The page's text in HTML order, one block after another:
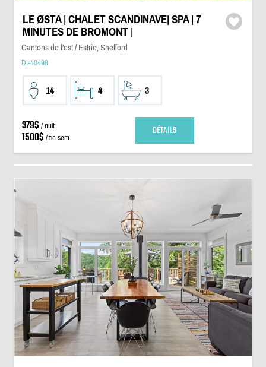
LE ØSTA | CHALET SCANDINAVE| SPA | 7
MINUTES DE BROMONT |
Cantons de l'est / Estrie, Shefford
DI-40498
14 4 3
379$ / nuit
1500$ / fin sem. DÉTAILS